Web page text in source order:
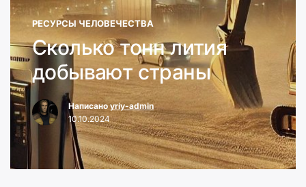
РЕСУРСЫ ЧЕЛОВЕЧЕСТВА
Сколько тонн лития
добывают страны
Написано yriy-admin
10.10.2024